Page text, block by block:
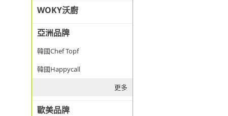
WOKY沃廚
亞洲品牌
韓國Chef Topf
韓國Happycall
更多
歐美品牌